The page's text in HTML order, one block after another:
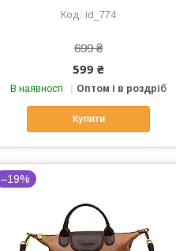
id_774
699 ₴
599 ₴
В наявності Оптом і в роздріб
Купити
–19%